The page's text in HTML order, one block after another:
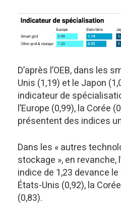
D’après l’OEB, dans les
Unis (1,19) et le Japon
indicateur de
l’Europe (0,99), la Corée
présentent des indices
Dans les « autres
stockage », en revanche,
indice de 1,23 devance
États-Unis (0,92), la
(0,83).